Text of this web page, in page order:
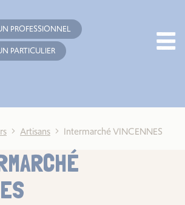
PROFESSIONNEL
PARTICULIER
Artisans Intermarché VINCENNES